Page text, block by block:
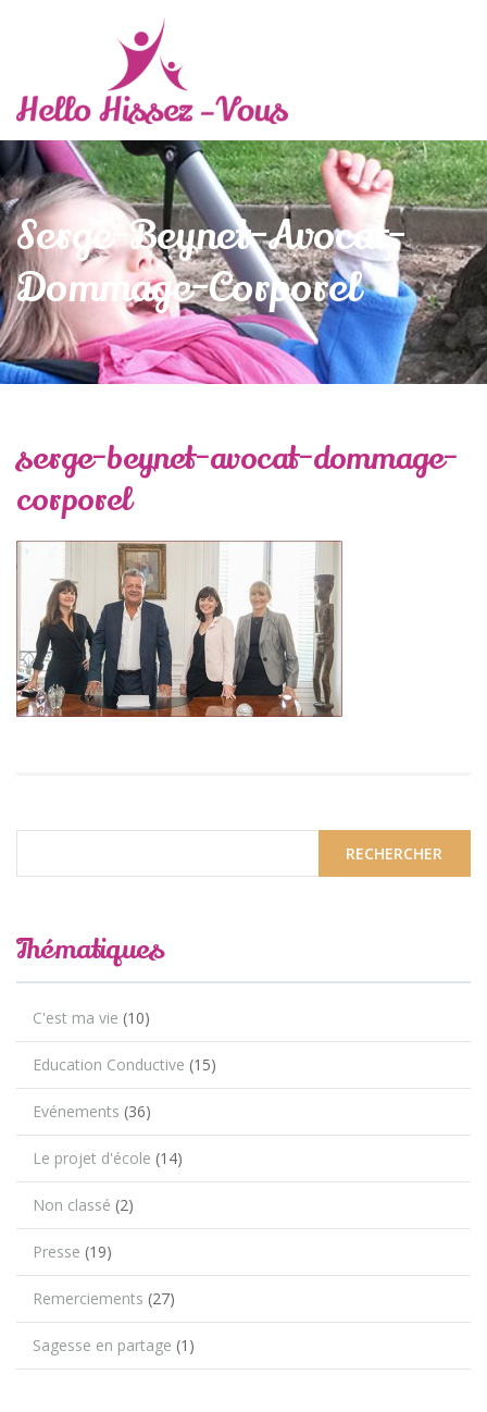
Serge-Beynet-Avocat-
Dommage-Corporel
serge-beynet-avocat-dommage-
corporel
Thématiques
C'est ma vie (10)
Education Conductive (15)
Evénements (36)
Le projet d'école (14)
Non classé (2)
Presse (19)
Remerciements (27)
Sagesse en partage (1)